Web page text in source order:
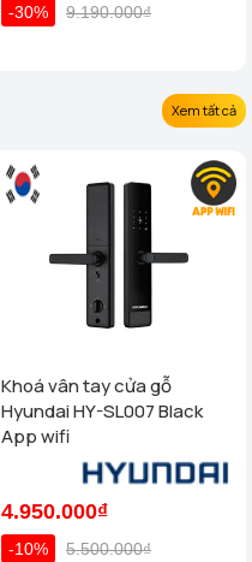
-30% 9.190.000₫
Xem tất cả
Khoá vân tay cửa gỗ
Hyundai HY-SL007 Black
App wifi
4.950.000₫
-10% 5.500.000₫